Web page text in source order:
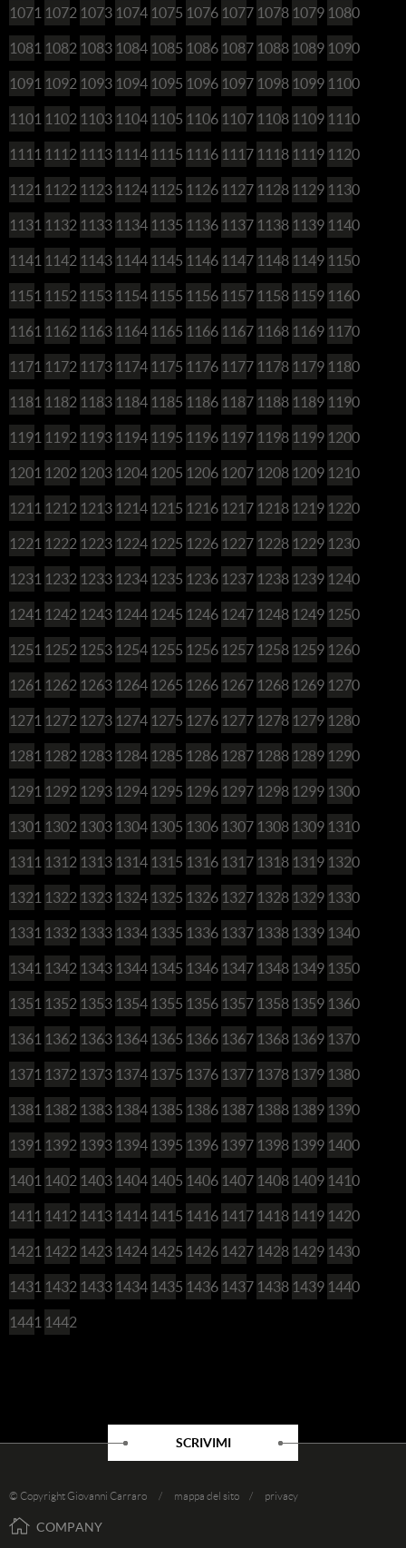
1071 1072 1073 1074 1075 1076 1077 1078 1079 1080
1081 1082 1083 1084 1085 1086 1087 1088 1089 1090
1091 1092 1093 1094 1095 1096 1097 1098 1099 1100
1101 1102 1103 1104 1105 1106 1107 1108 1109 1110
1111 1112 1113 1114 1115 1116 1117 1118 1119 1120
1121 1122 1123 1124 1125 1126 1127 1128 1129 1130
1131 1132 1133 1134 1135 1136 1137 1138 1139 1140
1141 1142 1143 1144 1145 1146 1147 1148 1149 1150
1151 1152 1153 1154 1155 1156 1157 1158 1159 1160
1161 1162 1163 1164 1165 1166 1167 1168 1169 1170
1171 1172 1173 1174 1175 1176 1177 1178 1179 1180
1181 1182 1183 1184 1185 1186 1187 1188 1189 1190
1191 1192 1193 1194 1195 1196 1197 1198 1199 1200
1201 1202 1203 1204 1205 1206 1207 1208 1209 1210
1211 1212 1213 1214 1215 1216 1217 1218 1219 1220
1221 1222 1223 1224 1225 1226 1227 1228 1229 1230
1231 1232 1233 1234 1235 1236 1237 1238 1239 1240
1241 1242 1243 1244 1245 1246 1247 1248 1249 1250
1251 1252 1253 1254 1255 1256 1257 1258 1259 1260
1261 1262 1263 1264 1265 1266 1267 1268 1269 1270
1271 1272 1273 1274 1275 1276 1277 1278 1279 1280
1281 1282 1283 1284 1285 1286 1287 1288 1289 1290
1291 1292 1293 1294 1295 1296 1297 1298 1299 1300
1301 1302 1303 1304 1305 1306 1307 1308 1309 1310
1311 1312 1313 1314 1315 1316 1317 1318 1319 1320
1321 1322 1323 1324 1325 1326 1327 1328 1329 1330
1331 1332 1333 1334 1335 1336 1337 1338 1339 1340
1341 1342 1343 1344 1345 1346 1347 1348 1349 1350
1351 1352 1353 1354 1355 1356 1357 1358 1359 1360
1361 1362 1363 1364 1365 1366 1367 1368 1369 1370
1371 1372 1373 1374 1375 1376 1377 1378 1379 1380
1381 1382 1383 1384 1385 1386 1387 1388 1389 1390
1391 1392 1393 1394 1395 1396 1397 1398 1399 1400
1401 1402 1403 1404 1405 1406 1407 1408 1409 1410
1411 1412 1413 1414 1415 1416 1417 1418 1419 1420
1421 1422 1423 1424 1425 1426 1427 1428 1429 1430
1431 1432 1433 1434 1435 1436 1437 1438 1439 1440
1441 1442
SCRIVIMI
© Copyright Giovanni Carraro / mappa del sito / privacy
COMPANY